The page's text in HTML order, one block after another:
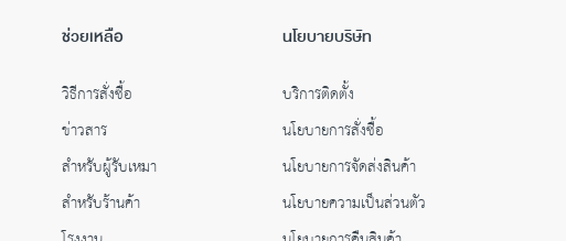
ช่วยเหลือ
วิธีการสั่งซื้อ
ข่าวสาร
สำหรับผู้รับเหมา
สำหรับร้านค้า
นโยบายบริษัท
บริการติดตั้ง
นโยบายการสั่งซื้อ
นโยบายการจัดส่งสินค้า
นโยบายความเป็นส่วนตัว